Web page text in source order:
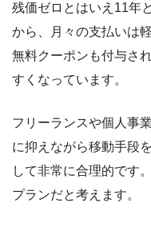
残価ゼロとはいえ11年
から、月々の支払いは
無料クーポンも付与さ
すくなっています。
フリーランスや個人事
に抑えながら移動手段
して非常に合理的です
プランだと考えます。